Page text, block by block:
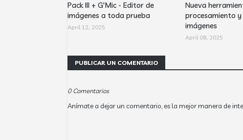
Pack III + G'Mic - Editor de
imágenes a toda prueba
April 12, 2025
Nueva
procesamiento y
imágenes
April 08, 2025
PUBLICAR UN COMENTARIO
0 Comentarios
Anímate a dejar un comentario, es la mejor manera de